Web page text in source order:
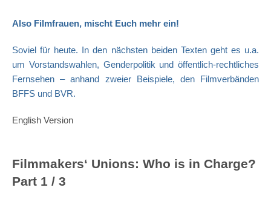
Also Filmfrauen, mischt Euch mehr ein!
Soviel für heute. In den nächsten beiden Texten geht es u.a.
um Vorstandswahlen, Genderpolitik und öffentlich-rechtliches
Fernsehen – anhand zweier Beispiele, den Filmverbänden
BFFS und BVR.
English Version
Filmmakers‘ Unions: Who is in Charge?
Part 1 / 3